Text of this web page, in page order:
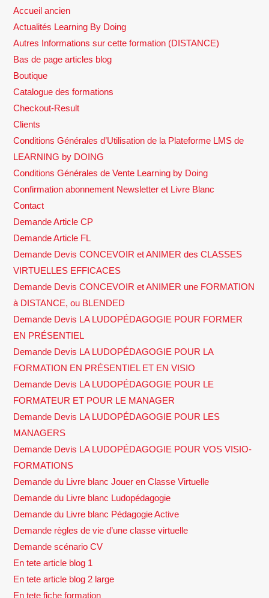
Accueil ancien
Actualités Learning By Doing
Autres Informations sur cette formation (DISTANCE)
Bas de page articles blog
Boutique
Catalogue des formations
Checkout-Result
Clients
Conditions Générales d’Utilisation de la Plateforme LMS de
LEARNING by DOING
Conditions Générales de Vente Learning by Doing
Confirmation abonnement Newsletter et Livre Blanc
Contact
Demande Article CP
Demande Article FL
Demande Devis CONCEVOIR et ANIMER des CLASSES
VIRTUELLES EFFICACES
Demande Devis CONCEVOIR et ANIMER une FORMATION
à DISTANCE, ou BLENDED
Demande Devis LA LUDOPÉDAGOGIE POUR FORMER
EN PRÉSENTIEL
Demande Devis LA LUDOPÉDAGOGIE POUR LA
FORMATION EN PRÉSENTIEL ET EN VISIO
Demande Devis LA LUDOPÉDAGOGIE POUR LE
FORMATEUR ET POUR LE MANAGER
Demande Devis LA LUDOPÉDAGOGIE POUR LES
MANAGERS
Demande Devis LA LUDOPÉDAGOGIE POUR VOS VISIO-
FORMATIONS
Demande du Livre blanc Jouer en Classe Virtuelle
Demande du Livre blanc Ludopédagogie
Demande du Livre blanc Pédagogie Active
Demande règles de vie d’une classe virtuelle
Demande scénario CV
En tete article blog 1
En tete article blog 2 large
En tete fiche formation